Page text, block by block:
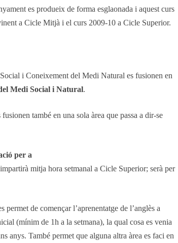
es produeix de forma esglaonada i aquest curs
a Cicle Mitjà i el curs 2009-10 a Cicle Superior.
i Coneixement del Medi Natural es fusionen en
Medi Social i Natural.
també en una sola àrea que passa a dir-se
per a
mitja hora setmanal a Cicle Superior; serà per
permet de començar l’aprenentatge de l’anglès a
(mínim de 1h a la setmana), la qual cosa es venia
anys. També permet que alguna altra àrea es faci en